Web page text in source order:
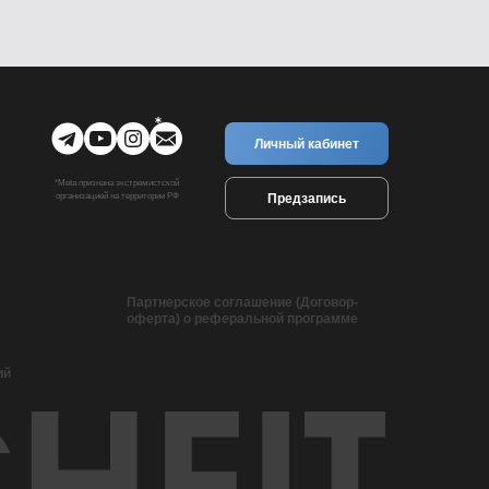
Партнерское соглашение (Договор-
оферта) о реферальной программе
Предзапись
Личный кабинет
*Meta признана экстремистской
организацией на территории РФ